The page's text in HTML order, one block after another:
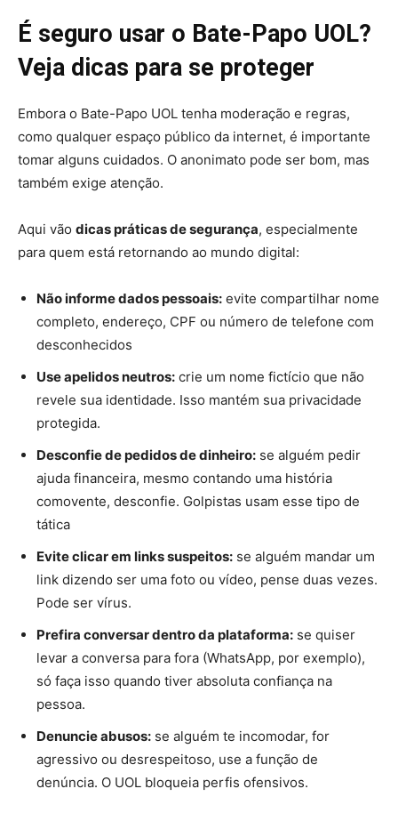
É seguro usar o Bate-Papo UOL?
Veja dicas para se proteger
Embora o Bate-Papo UOL tenha moderação e regras,
como qualquer espaço público da internet, é importante
tomar alguns cuidados. O anonimato pode ser bom, mas
também exige atenção.
Aqui vão dicas práticas de segurança, especialmente
para quem está retornando ao mundo digital:
Não informe dados pessoais: evite compartilhar nome
completo, endereço, CPF ou número de telefone com
desconhecidos
Use apelidos neutros: crie um nome fictício que não
revele sua identidade. Isso mantém sua privacidade
protegida.
Desconfie de pedidos de dinheiro: se alguém pedir
ajuda financeira, mesmo contando uma história
comovente, desconfie. Golpistas usam esse tipo de
tática
Evite clicar em links suspeitos: se alguém mandar um
link dizendo ser uma foto ou vídeo, pense duas vezes.
Pode ser vírus.
Prefira conversar dentro da plataforma: se quiser
levar a conversa para fora (WhatsApp, por exemplo),
só faça isso quando tiver absoluta confiança na
pessoa.
Denuncie abusos: se alguém te incomodar, for
agressivo ou desrespeitoso, use a função de
denúncia. O UOL bloqueia perfis ofensivos.